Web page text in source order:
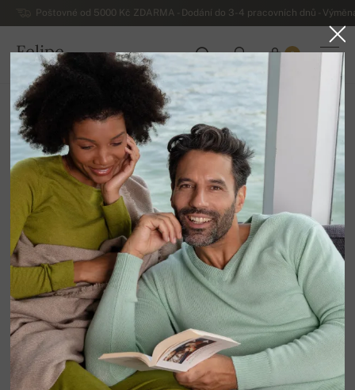
Poštovné od 5000 Kč ZDARMA - Dodání do 3-4 pracovních dnů -
Felipe
ČESKO
0
Domů Luxusní pánské kašmírové svetry